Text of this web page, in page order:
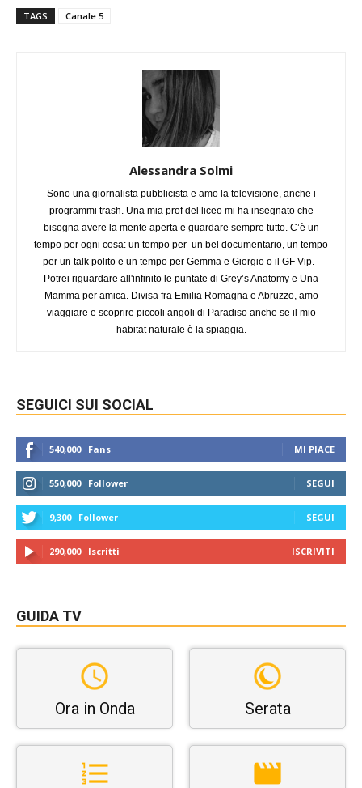
TAGS Canale 5
Alessandra Solmi
Sono una giornalista pubblicista e amo la televisione, anche i
programmi trash. Una mia prof del liceo mi ha insegnato che
bisogna avere la mente aperta e guardare sempre tutto. C’è un
tempo per ogni cosa: un tempo per un bel documentario, un tempo
per un talk polito e un tempo per Gemma e Giorgio o il GF Vip.
Potrei riguardare all'infinito le puntate di Grey’s Anatomy e Una
Mamma per amica. Divisa fra Emilia Romagna e Abruzzo, amo
viaggiare e scoprire piccoli angoli di Paradiso anche se il mio
habitat naturale è la spiaggia.
SEGUICI SUI SOCIAL
540,000 Fans MI PIACE
550,000 Follower SEGUI
9,300 Follower SEGUI
290,000 Iscritti ISCRIVITI
GUIDA TV
Ora in Onda Serata